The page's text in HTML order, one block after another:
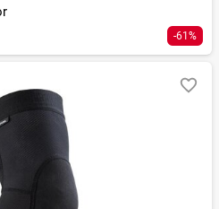
-61%